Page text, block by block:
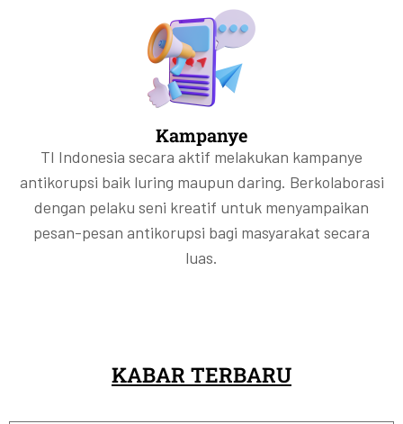
Kampanye
TI Indonesia secara aktif melakukan kampanye
antikorupsi baik luring maupun daring. Berkolaborasi
dengan pelaku seni kreatif untuk menyampaikan
pesan-pesan antikorupsi bagi masyarakat secara
luas.
KABAR TERBARU